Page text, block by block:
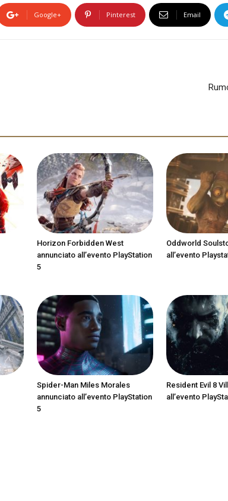
Google+ Pinterest Email
Horizon Forbidden West
annunciato all’evento PlayStation
5
Oddworld
all’evento
Spider-Man Miles Morales
annunciato all’evento PlayStation
5
Resident Evil 8
all’evento